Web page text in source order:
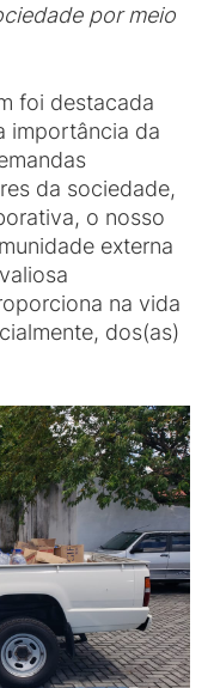
por meio
foi destacada
importância da
da sociedade,
o nosso
externa
na vida
dos(as)